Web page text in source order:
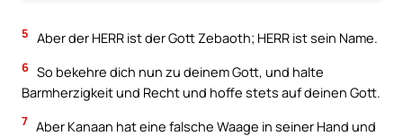
5 Aber der HERR ist der Gott Zebaoth; HERR ist sein Name.
6 So bekehre dich nun zu deinem Gott, und halte
Barmherzigkeit und Recht und hoffe stets auf deinen Gott.
7 Aber Kanaan hat eine falsche Waage in seiner Hand und